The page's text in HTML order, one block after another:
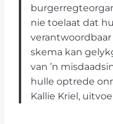
nie toelaat dat
skema kan
van ’n
hulle optrede
Kallie Kriel,